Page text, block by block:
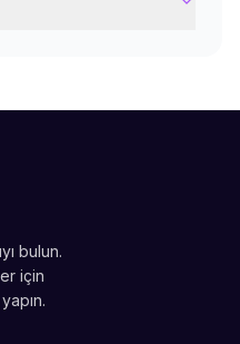
bulun.
için